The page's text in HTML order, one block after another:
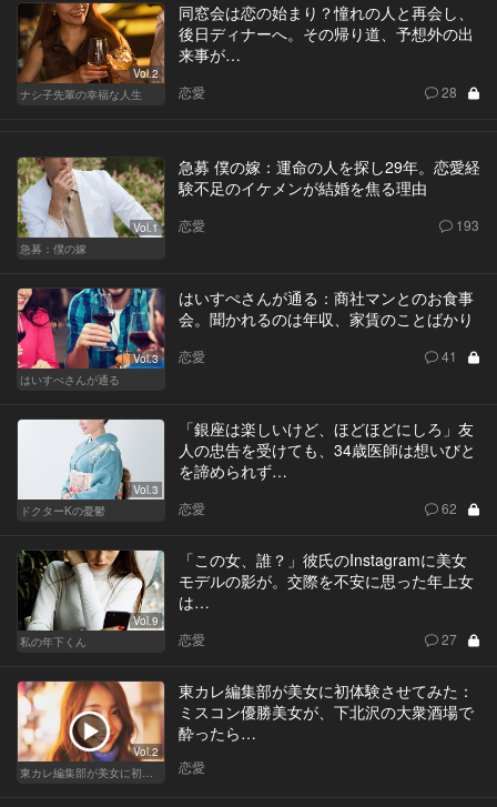
Vol.2
ナシ子先輩の幸福な人生
同窓会は恋の始まり？憧れの人と再会し、
後日ディナーへ。その帰り道、予想外の出
来事が…
恋愛 28
Vol.1
急募：僕の嫁
急募 僕の嫁：運命の人を探し29年。恋愛経
験不足のイケメンが結婚を焦る理由
恋愛 193
Vol.3
はいすぺさんが通る
はいすぺさんが通る：商社マンとのお食事
会。聞かれるのは年収、家賃のことばかり
恋愛 41
Vol.3
ドクターKの憂鬱
「銀座は楽しいけど、ほどほどにしろ」友
人の忠告を受けても、34歳医師は想いびと
を諦められず…
恋愛 62
Vol.9
私の年下くん
「この女、誰？」彼氏のInstagramに美女
モデルの影が。交際を不安に思った年上女
は…
恋愛 27
Vol.2
東カレ編集部が美女に初体験させてみた
東カレ編集部が美女に初体験させてみた：
ミスコン優勝美女が、下北沢の大衆酒場で
酔ったら…
恋愛